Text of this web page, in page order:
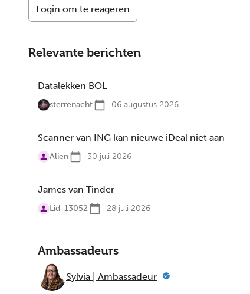
Login om te reageren
Relevante berichten
Datalekken BOL
sterrenacht 06 augustus 2026
Scanner van ING kan nieuwe iDeal niet aan
Alien 30 juli 2026
James van Tinder
Lid-13052 28 juli 2026
Ambassadeurs
Sylvia | Ambassadeur